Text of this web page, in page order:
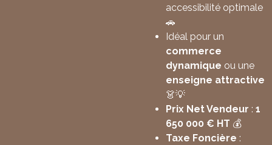
accessibilité optimale
🚗
Idéal pour un
commerce
dynamique ou une
enseigne attractive
👗💡
Prix Net Vendeur : 1
650 000 € HT 💰
Taxe Foncière :